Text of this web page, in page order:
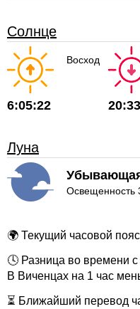
Солнце
Восход
6:05:22
Луна
Освещенность
🌍 Текущий часовой
🕓 Разница во времени
В Виченцах на 1 час
⏳ Ближайший перевод